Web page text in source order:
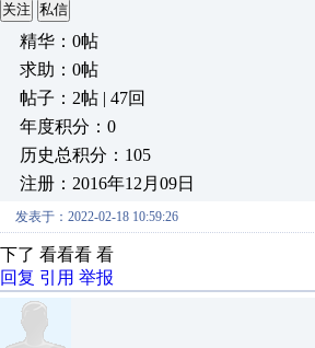
关注 私信
精华：0帖
求助：0帖
帖子：2帖 | 47回
年度积分：0
历史总积分：105
注册：2016年12月09日
发表于：2022-02-18 10:59:26
下了 看看看 看
回复 引用 举报